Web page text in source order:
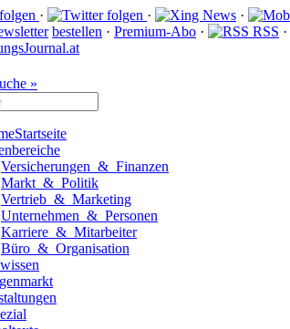
· ·
·
bestellen · Premium-Abo · RSS ·
»
Startseite
Versicherungen & Finanzen
Markt & Politik
Vertrieb & Marketing
Unternehmen & Personen
Karriere & Mitarbeiter
Büro & Organisation